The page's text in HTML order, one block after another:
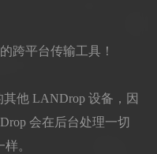
跨平台传输工具！
他 LANDrop 设备，因
会在后台处理一切
。